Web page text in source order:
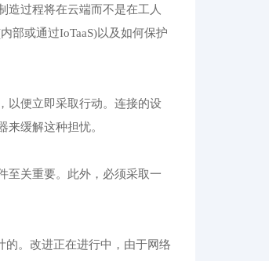
造过程将在云端而不是在工人
部或通过IoTaaS)以及如何保护
以便立即采取行动。连接的设
缓解这种担忧。
至关重要。此外，必须采取一
。改进正在进行中，由于网络